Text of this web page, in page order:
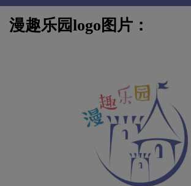
漫趣乐园logo图片：